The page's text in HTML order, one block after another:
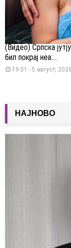
(Видео) Српска
бил покрај неа:...
19:01 - 5 август, 2026
НАЈНОВО